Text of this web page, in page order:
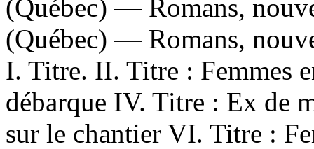
(Québec) — Romans,
(Québec) — Romans,
I. Titre. II. Titre : Femmes
débarque IV. Titre : Ex de
sur le chantier VI. Titre :